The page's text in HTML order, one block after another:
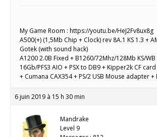
My Game Room : https://youtu.be/HeJ2Fv8ux8g
A500(+) (1,5Mb Chip + Clock) rev 8A.1 KS 1.3 +
Gotek (with sound hack)
A1200 2.0B Fixed + B1260/72Mhz/128Mb KS/WB
16Gb/PFS3 AIO + PSX to DB9 + Kipper2k CF
+ Cumana CAX354 + PS/2 USB Mouse adapter +
6 juin 2019 à 15 h 30 min
Mandrake
Level 9